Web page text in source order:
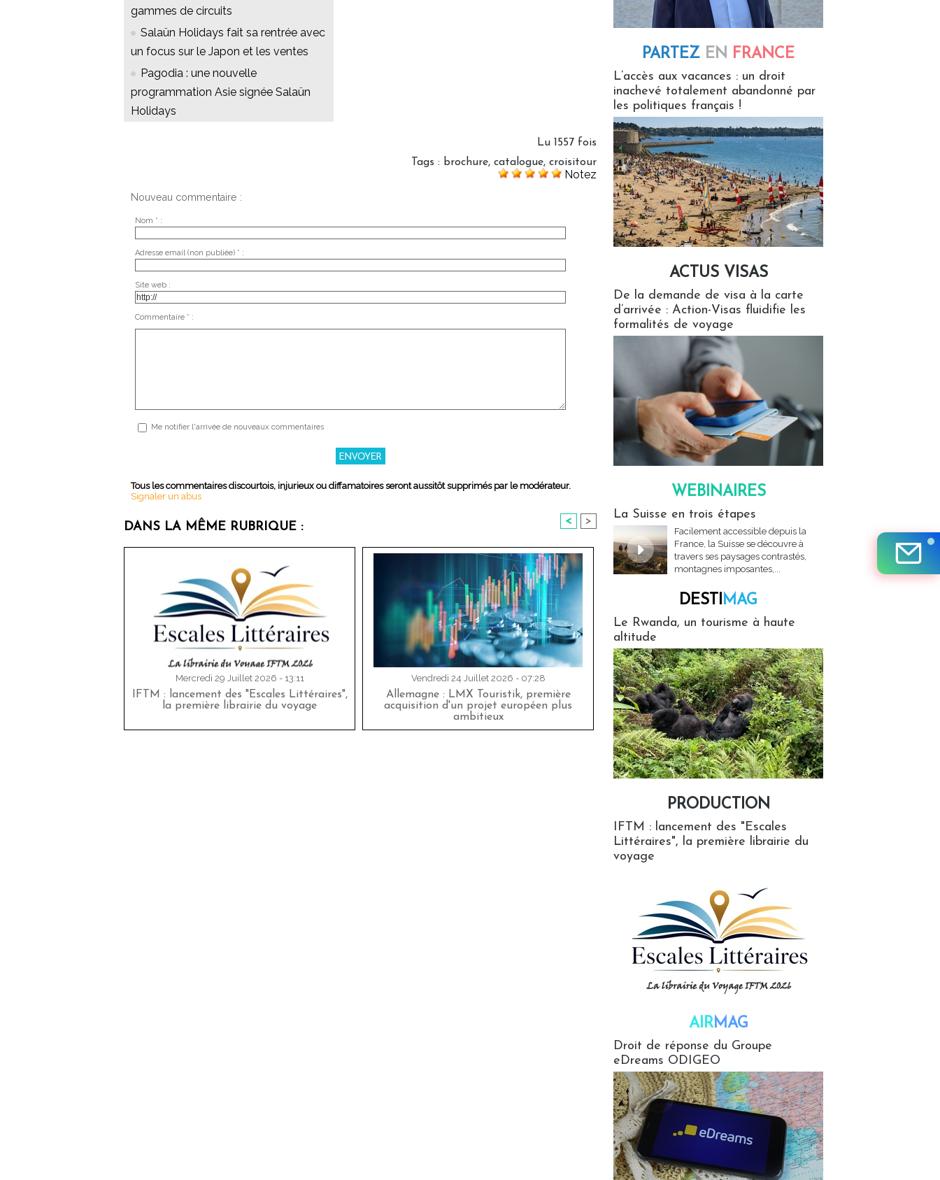
gammes de circuits
Salaün Holidays fait sa rentrée avec
un focus sur le Japon et les ventes
Pagodia : une nouvelle
programmation Asie signée Salaün
Holidays
Lu 1557 fois
Tags : brochure, catalogue, croisitour
Notez
Nouveau commentaire :
Nom * :
Adresse email (non publiée) * :
Site web :
Commentaire * :
Me notifier l'arrivée de nouveaux commentaires
Tous les commentaires discourtois, injurieux ou diffamatoires seront aussitôt supprimés par le modérateur.
Signaler un abus
DANS LA MÊME RUBRIQUE : < >
Mercredi 29 Juillet 2026 - 13:11
IFTM : lancement des "Escales Littéraires",
la première librairie du voyage
Vendredi 24 Juillet 2026 - 07:28
Allemagne : LMX Touristik, première
acquisition d'un projet européen plus
ambitieux
PARTEZ EN FRANCE
L’accès aux vacances : un droit
inachevé totalement abandonné par
les politiques français !
ACTUS VISAS
De la demande de visa à la carte
d’arrivée : Action-Visas fluidifie les
formalités de voyage
WEBINAIRES
La Suisse en trois étapes
Facilement accessible depuis la
France, la Suisse se découvre à
travers ses paysages contrastés,
montagnes imposantes,...
DESTIMAG
Le Rwanda, un tourisme à haute
altitude
PRODUCTION
IFTM : lancement des "Escales
Littéraires", la première librairie du
voyage
AIRMAG
Droit de réponse du Groupe
eDreams ODIGEO